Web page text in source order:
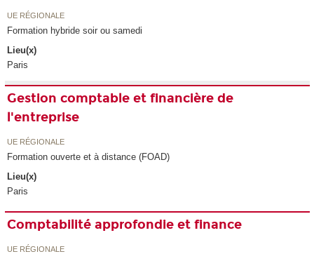
UE RÉGIONALE
Formation hybride soir ou samedi
Lieu(x)
Paris
Gestion comptable et financière de
l'entreprise
UE RÉGIONALE
Formation ouverte et à distance (FOAD)
Lieu(x)
Paris
Comptabilité approfondie et finance
UE RÉGIONALE